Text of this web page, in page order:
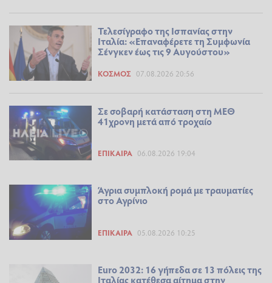
Τελεσίγραφο της Ισπανίας στην
Ιταλία: «Επαναφέρετε τη Συμφωνία
Σένγκεν έως τις 9 Αυγούστου»
ΚΌΣΜΟΣ 07.08.2026 20:56
Σε σοβαρή κατάσταση στη ΜΕΘ
41χρονη μετά από τροχαίο
ΕΠΊΚΑΙΡΑ 06.08.2026 19:04
Άγρια συμπλοκή ρομά με τραυματίες
στο Αγρίνιο
ΕΠΊΚΑΙΡΑ 05.08.2026 10:25
Euro 2032: 16 γήπεδα σε 13 πόλεις της
Ιταλίας κατέθεσα αίτημα στην